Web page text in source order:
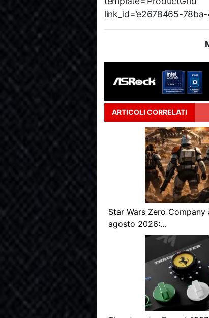
link_id=’e2678465-
ARTICOLI CORRELATI
Star Wars Zero
agosto 2026:…